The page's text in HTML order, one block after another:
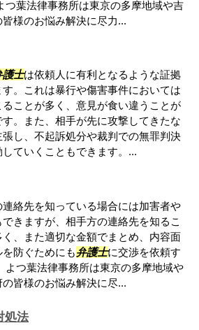
つ葉法律事務所は東京の多摩地域や吉
様のお悩み解決に尽力...
護士は依頼人に有利となるような証拠
。これは暴行や傷害事件においては
ことが多く、意見が食い違うことが
。また、相手が先に攻撃してきたな
し、不起訴処分や裁判での無罪判決
ていくこともできます。...
絡先を知っている場合には加害者や
きますが、相手方の連絡先を知るこ
、また適切な金額でまとめ、内容面
防ぐためにも弁護士に交渉を依頼す
よつ葉法律事務所は東京の多摩地域や
皆様のお悩み解決に尽...
処法